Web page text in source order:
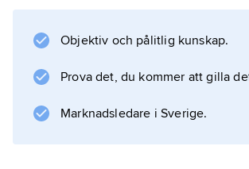
Objektiv och pålitlig kunskap.
Prova det, du kommer att gilla
Marknadsledare i Sverige.